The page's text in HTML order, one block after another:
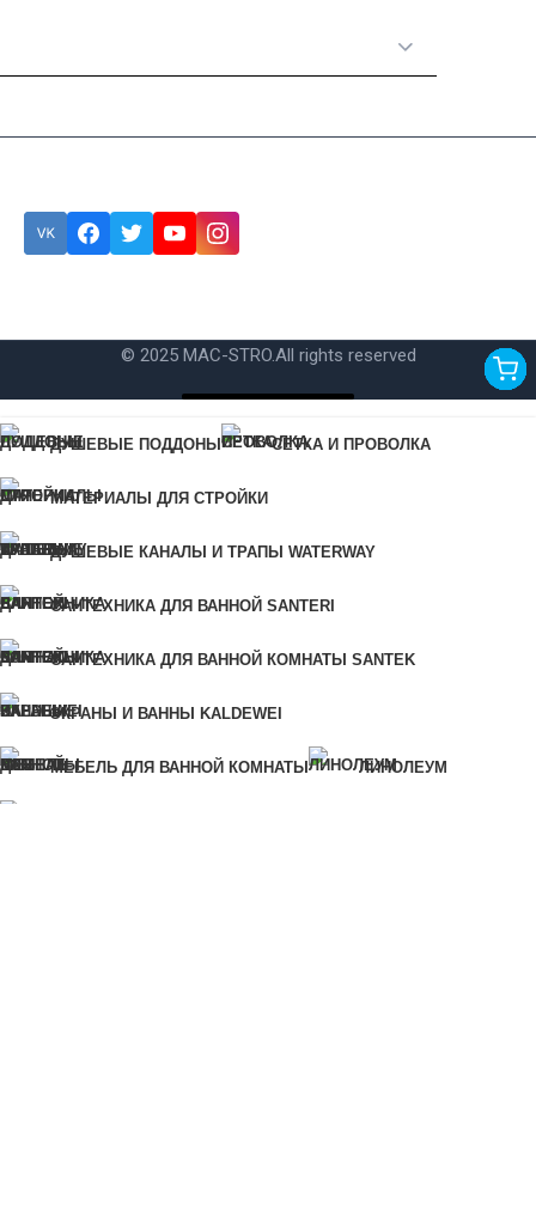
ДУШЕВЫЕ ПОДДОНЫ СЕТКА И ПРОВОЛКА
МАТЕРИАЛЫ ДЛЯ СТРОЙКИ
ДУШЕВЫЕ КАНАЛЫ И ТРАПЫ WATERWAY
САНТЕХНИКА ДЛЯ ВАННОЙ SANTERI
САНТЕХНИКА ДЛЯ ВАННОЙ КОМНАТЫ SANTEK
ЭКРАНЫ И ВАННЫ KALDEWEI
МЕБЕЛЬ ДЛЯ ВАННОЙ КОМНАТЫ ЛИНОЛЕУМ
© 2025 MAC-STRO.All rights reserved
Купить в 1 клик
Для быстрого заказа укажите свой номер телефона, мы свяжемся
Ошибка:Контактная форма не найдена.
КУПИТЬ В 1 КЛИК
Для быстрого заказа укажите свой номер телефона, мы
свяжемся с вами для уточнения деталей заказа.
Контактная форма не найдена.